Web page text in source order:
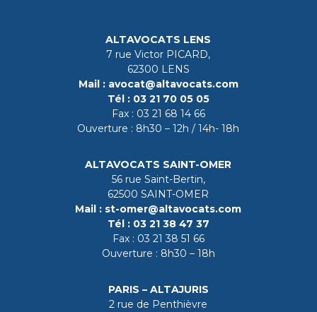
ALTAVOCATS LENS
7 rue Victor PICARD,
62300 LENS
Mail : avocat@altavocats.com
Tél : 03 21 70 05 05
Fax : 03 21 68 14 66
Ouverture : 8h30 – 12h / 14h- 18h
ALTAVOCATS SAINT-OMER
56 rue Saint-Bertin,
62500 SAINT-OMER
Mail : st-omer@altavocats.com
Tél : 03 21 38 47 37
Fax : 03 21 38 51 66
Ouverture : 8h30 – 18h
PARIS – ALTAJURIS
2 rue de Penthièvre